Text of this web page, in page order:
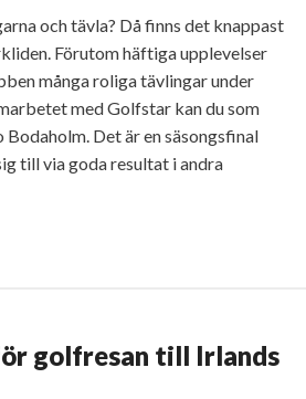
och tävla? Då finns det knappast
Förutom häftiga upplevelser
många roliga tävlingar under
med Golfstar kan du som
Bodaholm. Det är en säsongsfinal
till via goda resultat i andra
golfresan till Irlands